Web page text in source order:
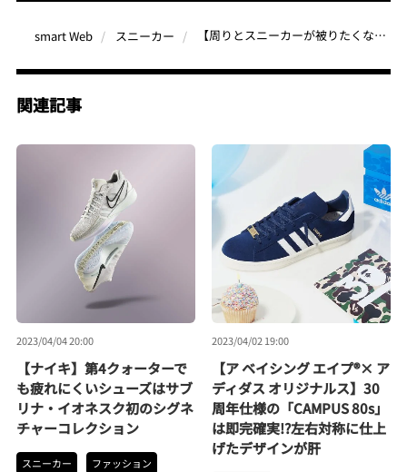
smart Web スニーカー 【周りとスニーカーが被りたくない人必読】コラボスニーカー＆人気ブランドの新作7選
関連記事
2023/04/04 20:00
【ナイキ】第4クォーターで
も疲れにくいシューズはサブ
リナ・イオネスク初のシグネ
チャーコレクション
スニーカー ファッション
2023/04/02 19:00
【ア ベイシング エイプ®× ア
ディダス オリジナルス】30
周年仕様の「CAMPUS 80s」
は即完確実!?左右対称に仕上
げたデザインが肝